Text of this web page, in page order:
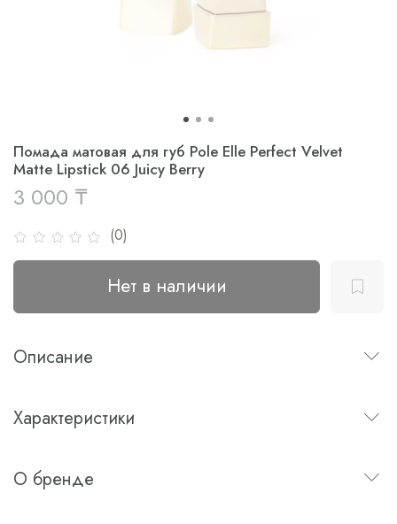
(0)
Помада матовая для губ Pole Elle Perfect Velvet
Matte Lipstick 06 Juicy Berry
3 000 ₸
Нет в наличии
Описание
Характеристики
О бренде